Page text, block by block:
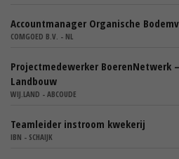
Accountmanager Organische
COMGOED B.V. - NL
Projectmedewerker BoerenNetwerk
Landbouw
WIJ.LAND - ABCOUDE
Teamleider instroom kwekerij
IBN - SCHAIJK